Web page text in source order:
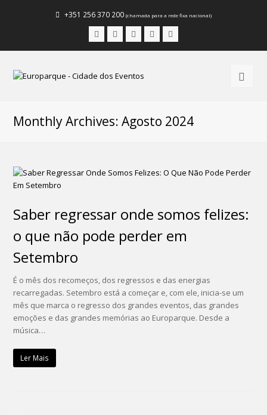
+351 256 370 200 (chamada para a rede fixa nacional)
FacebookInstagram
LinkedInYoutube
Monthly Archives: Agosto 2024
Saber regressar onde somos felizes:
o que não pode perder em
Setembro
É o mês dos recomeços, dos regressos e das energias
recarregadas. Setembro está a começar e, com ele, inicia-se um
mês que marca o regresso dos grandes eventos, das grandes
emoções e das grandes memórias ao Europarque. Desde a
música…
Ler Mais